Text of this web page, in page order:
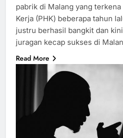
pabrik di Malang yang
Kerja (PHK) beberapa tahun
justru berhasil bangkit dan
juragan kecap sukses di
Read More